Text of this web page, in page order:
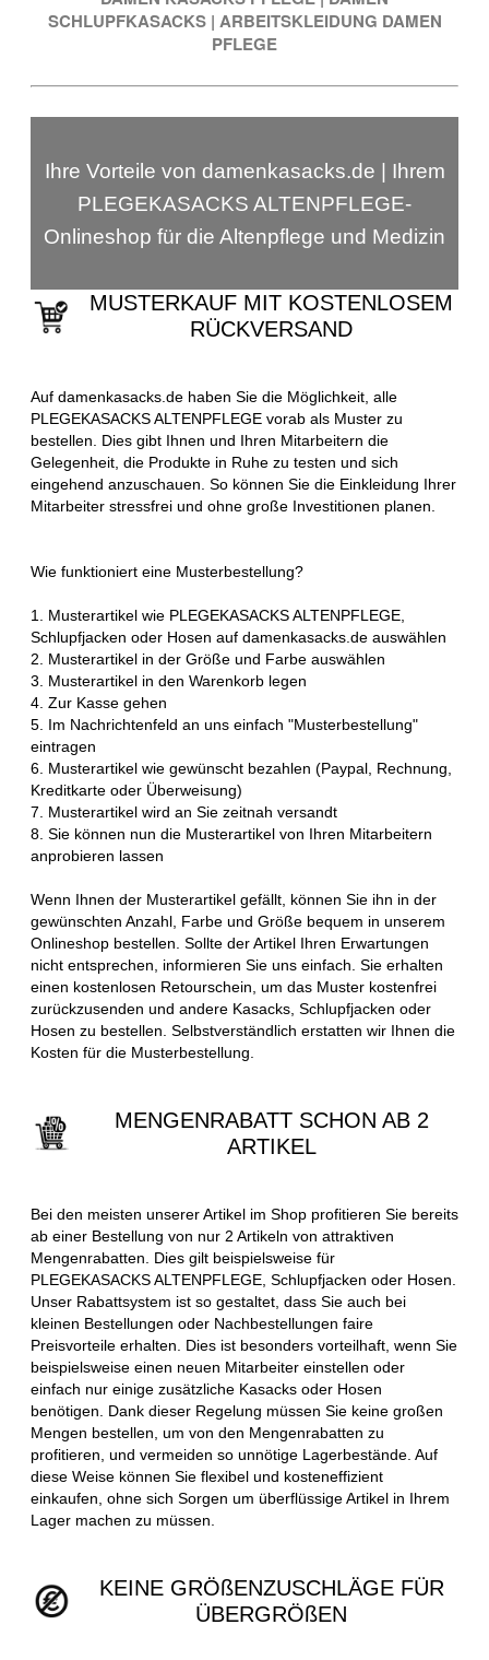
SCHLUPFKASACKS | ARBEITSKLEIDUNG DAMEN
PFLEGE
Ihre Vorteile von damenkasacks.de | Ihrem
PLEGEKASACKS ALTENPFLEGE-
Onlineshop für die Altenpflege und Medizin
MUSTERKAUF MIT KOSTENLOSEM
RÜCKVERSAND
Auf damenkasacks.de haben Sie die Möglichkeit, alle
PLEGEKASACKS ALTENPFLEGE vorab als Muster zu
bestellen. Dies gibt Ihnen und Ihren Mitarbeitern die
Gelegenheit, die Produkte in Ruhe zu testen und sich
eingehend anzuschauen. So können Sie die Einkleidung Ihrer
Mitarbeiter stressfrei und ohne große Investitionen planen.
Wie funktioniert eine Musterbestellung?
1. Musterartikel wie PLEGEKASACKS ALTENPFLEGE,
Schlupfjacken oder Hosen auf damenkasacks.de auswählen
2. Musterartikel in der Größe und Farbe auswählen
3. Musterartikel in den Warenkorb legen
4. Zur Kasse gehen
5. Im Nachrichtenfeld an uns einfach "Musterbestellung"
eintragen
6. Musterartikel wie gewünscht bezahlen (Paypal, Rechnung,
Kreditkarte oder Überweisung)
7. Musterartikel wird an Sie zeitnah versandt
8. Sie können nun die Musterartikel von Ihren Mitarbeitern
anprobieren lassen
Wenn Ihnen der Musterartikel gefällt, können Sie ihn in der
gewünschten Anzahl, Farbe und Größe bequem in unserem
Onlineshop bestellen. Sollte der Artikel Ihren Erwartungen
nicht entsprechen, informieren Sie uns einfach. Sie erhalten
einen kostenlosen Retourschein, um das Muster kostenfrei
zurückzusenden und andere Kasacks, Schlupfjacken oder
Hosen zu bestellen. Selbstverständlich erstatten wir Ihnen die
Kosten für die Musterbestellung.
MENGENRABATT SCHON AB 2
ARTIKEL
Bei den meisten unserer Artikel im Shop profitieren Sie bereits
ab einer Bestellung von nur 2 Artikeln von attraktiven
Mengenrabatten. Dies gilt beispielsweise für
PLEGEKASACKS ALTENPFLEGE, Schlupfjacken oder Hosen.
Unser Rabattsystem ist so gestaltet, dass Sie auch bei
kleinen Bestellungen oder Nachbestellungen faire
Preisvorteile erhalten. Dies ist besonders vorteilhaft, wenn Sie
beispielsweise einen neuen Mitarbeiter einstellen oder
einfach nur einige zusätzliche Kasacks oder Hosen
benötigen. Dank dieser Regelung müssen Sie keine großen
Mengen bestellen, um von den Mengenrabatten zu
profitieren, und vermeiden so unnötige Lagerbestände. Auf
diese Weise können Sie flexibel und kosteneffizient
einkaufen, ohne sich Sorgen um überflüssige Artikel in Ihrem
Lager machen zu müssen.
KEINE GRÖßENZUSCHLÄGE FÜR
ÜBERGRÖßEN